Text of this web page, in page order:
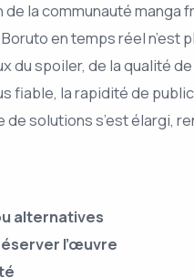
la communauté
en temps réel n’est
du spoiler, de la qualité
fiable, la rapidité de
solutions s’est élargi,
alternatives
l’œuvre